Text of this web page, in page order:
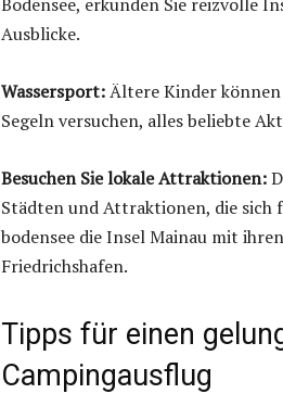
Ausblicke.
Wassersport:Ältere Kinder
Segeln versuchen, alles beliebte
Besuchen Sie lokale Attraktionen:
Städten und Attraktionen, die sich
bodensee die Insel Mainau mit
Friedrichshafen.
Tipps für einen
Campingausflug